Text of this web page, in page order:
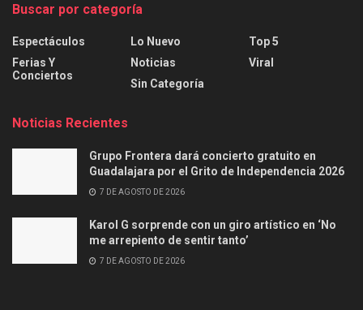
Buscar por categoría
Espectáculos
Ferias Y
Conciertos
Lo Nuevo
Noticias
Sin Categoría
Top 5
Viral
Noticias Recientes
Grupo Frontera dará concierto gratuito en
Guadalajara por el Grito de Independencia 2026
7 DE AGOSTO DE 2026
Karol G sorprende con un giro artístico en ‘No
me arrepiento de sentir tanto’
7 DE AGOSTO DE 2026